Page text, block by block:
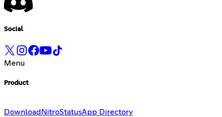
Social
Menu
Product
Download NitroStatusApp Directory